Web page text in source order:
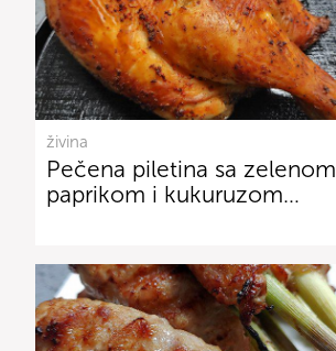
živina
Pečena piletina sa zelenom
paprikom i kukuruzom…